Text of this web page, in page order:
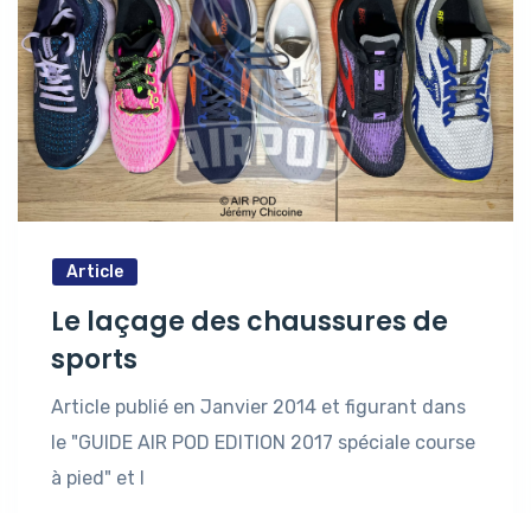
Article
Le laçage des chaussures de
sports
Article publié en Janvier 2014 et figurant dans
le "GUIDE AIR POD EDITION 2017 spéciale course
à pied" et l